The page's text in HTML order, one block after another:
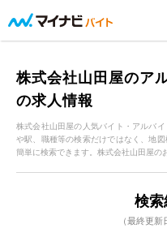
株式会社山田屋のア
の求人情報
株式会社山田屋の人気バイト・アルバ
や駅、職種等の検索だけではなく、地
簡単に検索できます。株式会社山田屋の
検索
（最終更新